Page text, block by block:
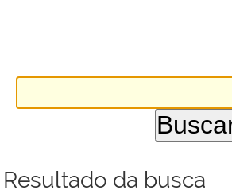
Resultado da busca